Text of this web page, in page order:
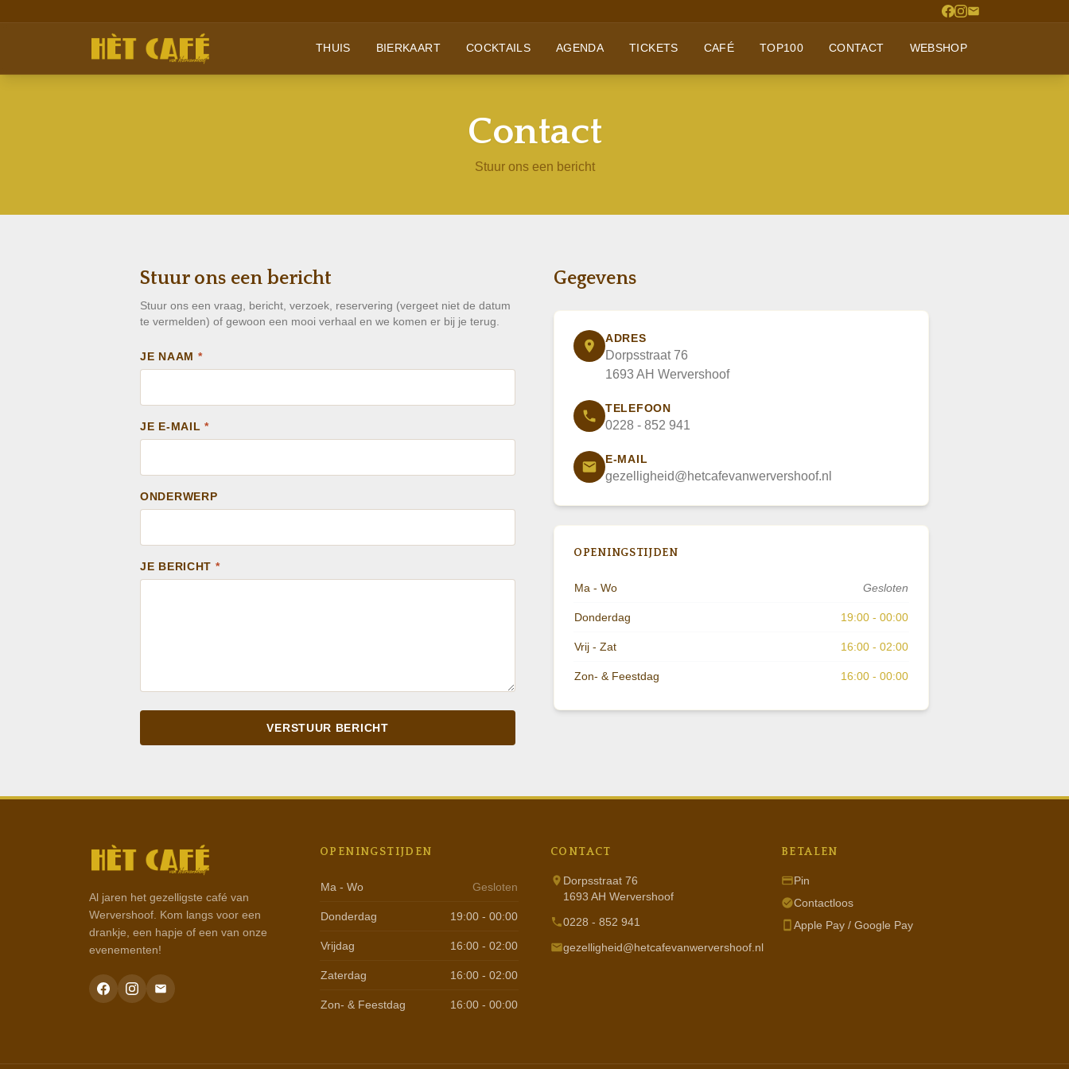
THUIS BIERKAART COCKTAILS AGENDA TICKETS CAFÉ TOP100 CONTACT WEBSHOP
Contact
Stuur ons een bericht
Stuur ons een bericht
Stuur ons een vraag, bericht, verzoek, reservering (vergeet niet de datum
te vermelden) of gewoon een mooi verhaal en we komen er bij je terug.
JE NAAM *
JE E-MAIL *
ONDERWERP
JE BERICHT *
VERSTUUR BERICHT
Gegevens
ADRES
Dorpsstraat 76
1693 AH Wervershoof
TELEFOON
0228 - 852 941
E-MAIL
gezelligheid@hetcafevanwervershoof.nl
OPENINGSTIJDEN
Ma - Wo Gesloten
Donderdag 19:00 - 00:00
Vrij - Zat 16:00 - 02:00
Zon- & Feestdag 16:00 - 00:00
Al jaren het gezelligste café van
Wervershoof. Kom langs voor een
drankje, een hapje of een van onze
evenementen!
OPENINGSTIJDEN
Ma - Wo Gesloten
Donderdag 19:00 - 00:00
Vrijdag 16:00 - 02:00
Zaterdag 16:00 - 02:00
Zon- & Feestdag 16:00 - 00:00
CONTACT
Dorpsstraat 76
1693 AH Wervershoof
0228 - 852 941
gezelligheid@hetcafevanwervershoof.nl
BETALEN
Pin
Contactloos
Apple Pay / Google Pay